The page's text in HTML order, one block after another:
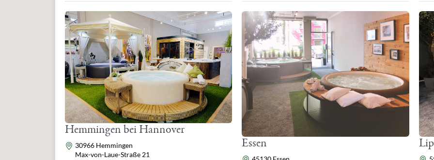
Hemmingen bei Hannover
Adresse
30966 Hemmingen
Max-von-Laue-Straße 21
Essen